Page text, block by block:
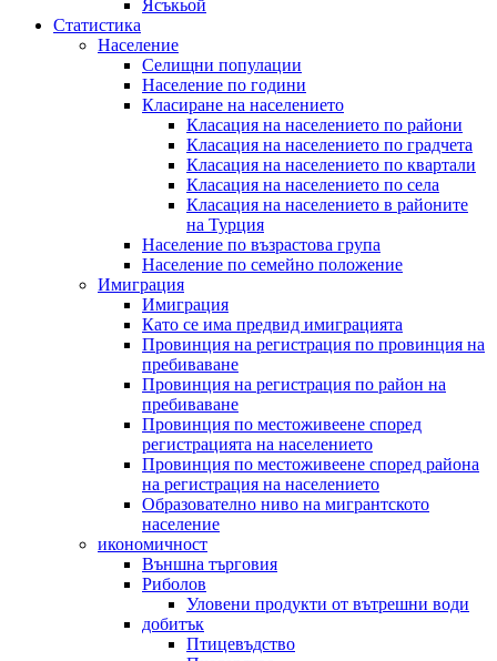
Ясъкьой
Статистика
Население
Селищни популации
Население по години
Класиране на населението
Класация на населението по райони
Класация на населението по градчета
Класация на населението по квартали
Класация на населението по села
Класация на населението в районите
на Турция
Население по възрастова група
Население по семейно положение
Имиграция
Имиграция
Като се има предвид имиграцията
Провинция на регистрация по провинция на
пребиваване
Провинция на регистрация по район на
пребиваване
Провинция по местоживеене според
регистрацията на населението
Провинция по местоживеене според района
на регистрация на населението
Образователно ниво на мигрантското
население
икономичност
Външна търговия
Риболов
Уловени продукти от вътрешни води
добитък
Птицевъдство